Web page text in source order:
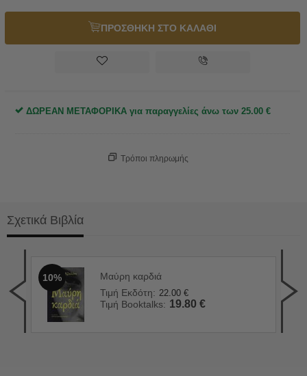
ΠΡΟΣΘΗΚΗ ΣΤΟ ΚΑΛΑΘΙ
ΔΩΡΕΑΝ ΜΕΤΑΦΟΡΙΚΑ για παραγγελίες άνω των 25.00 €
Τρόποι πληρωμής
Σχετικά Βιβλία
10%
Μαύρη καρδιά
Τιμή Εκδότη: 22.00 €
Τιμή Booktalks: 19.80 €